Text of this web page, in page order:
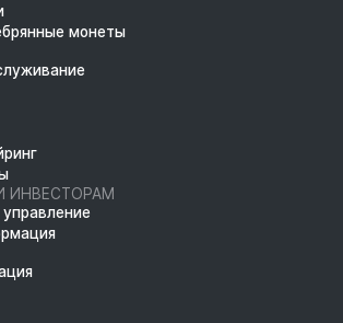
монеты
ИНВЕСТОРАМ